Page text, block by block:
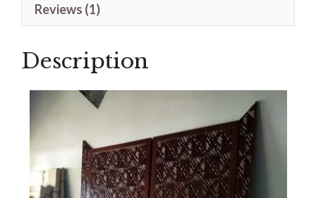
Arabian
Reviews (1)
Description